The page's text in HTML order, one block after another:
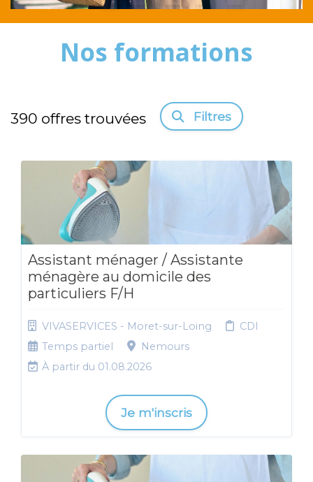
Nos formations
390 offres trouvées Filtres
Assistant ménager / Assistante
ménagère au domicile des
particuliers F/H
VIVASERVICES - Moret-sur-Loing
CDI
Temps partiel
Nemours
À partir du 01.08.2026
Je m'inscris